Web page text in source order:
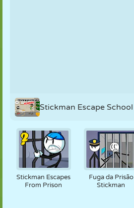
Stickman Escape School
Stickman Escapes
From Prison
Fuga da Prisão
Stickman